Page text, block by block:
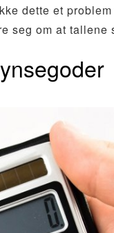
dette et
seg om at tallene